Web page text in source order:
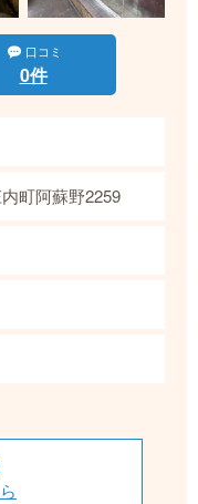
口コミ
0件
町阿蘇野2259